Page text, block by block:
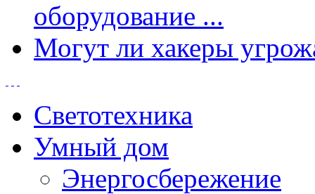
оборудование ...
Могут ли хакеры
Светотехника
Умный дом
Энергосбережение